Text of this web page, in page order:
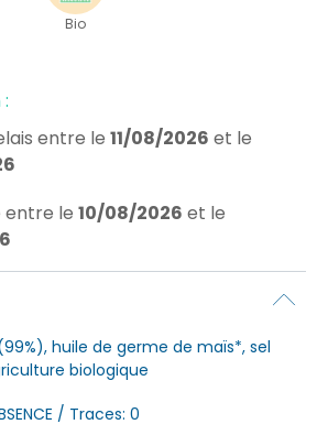
Bio
entre le 11/08/2026 et le
entre le 10/08/2026 et le
huile de germe de maïs*, sel
biologique
/ Traces: 0